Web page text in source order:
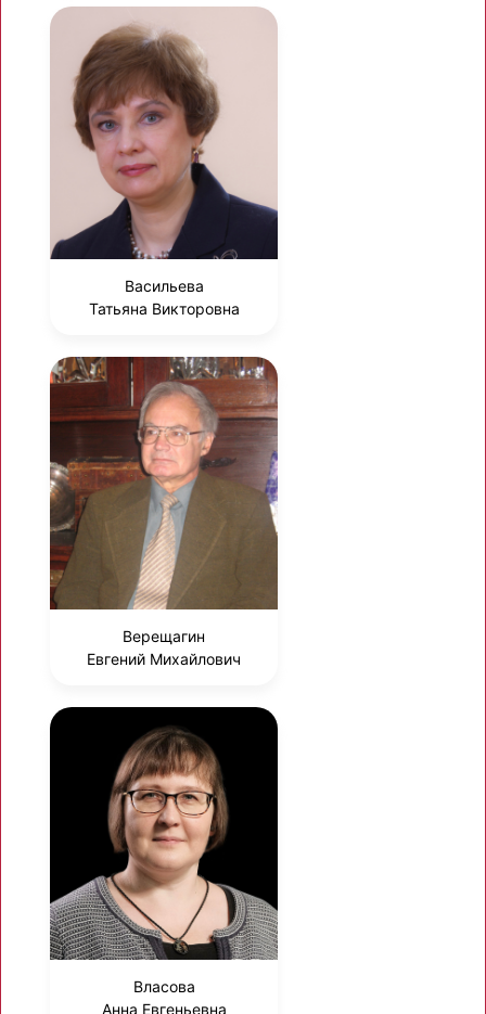
Васильева
Татьяна Викторовна
Верещагин
Евгений Михайлович
Власова
Анна Евгеньевна